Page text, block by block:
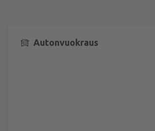
Autonvuokraus